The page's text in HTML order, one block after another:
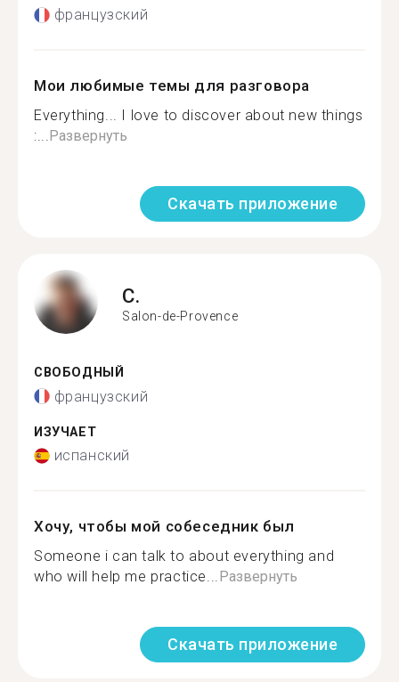
французский
Мои любимые темы для разговора
Everything... I love to discover about new things
:...Развернуть
Скачать приложение
C.
Salon-de-Provence
СВОБОДНЫЙ
французский
ИЗУЧАЕТ
испанский
Хочу, чтобы мой собеседник был
Someone i can talk to about everything and
who will help me practice...Развернуть
Скачать приложение